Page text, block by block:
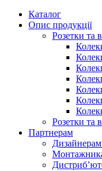
Каталог
Опис продукції
Розетки та
Розетки та
Партнерам